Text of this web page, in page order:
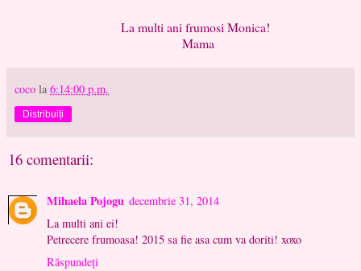
La multi ani frumosi Monica!
Mama
coco la 6:14:00 p.m.
Distribuiți
16 comentarii:
Mihaela Pojogu decembrie 31, 2014
La multi ani ei!
Petrecere frumoasa! 2015 sa fie asa cum va doriti! xoxo
Răspundeți